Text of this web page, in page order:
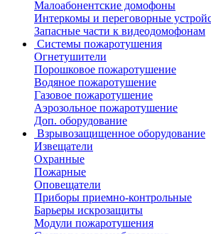
Малоабонентские домофоны
Интеркомы и переговорные
Запасные части к видеодомофонам
Системы пожаротушения
Огнетушители
Порошковое пожаротушение
Водяное пожаротушение
Газовое пожаротушение
Аэрозольное пожаротушение
Доп. оборудование
Взрывозащищенное оборудование
Извещатели
Охранные
Пожарные
Оповещатели
Приборы приемно-контрольные
Барьеры искрозащиты
Модули пожаротушения